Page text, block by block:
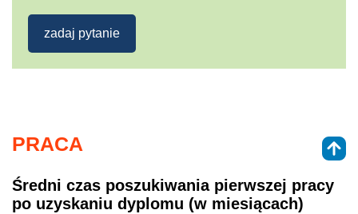
zadaj pytanie
PRACA
Średni czas poszukiwania pierwszej pracy
po uzyskaniu dyplomu (w miesiącach)